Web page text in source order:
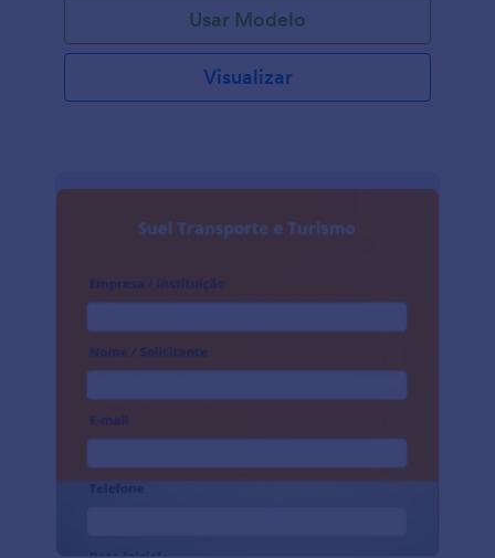
Usar Modelo
Visualizar